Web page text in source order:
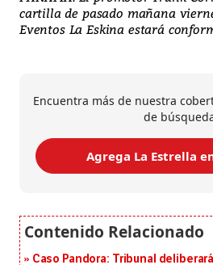
cartilla de pasado mañana
Eventos La Eskina estará
Encuentra más de nuestra
de
Agrega La Estrella
Caso Pandora: Tribunal